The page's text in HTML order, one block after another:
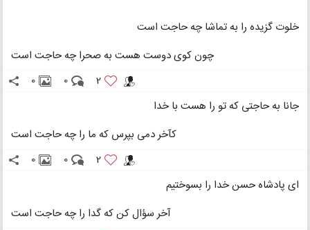
خلوت گزیده را به تماشا چه حاجت است
چون کوی دوست هست به صحرا چه حاجت است
2
0
0
جانا به حاجتی که تو را هست با خدا
کآخر دمی بپرس که ما را چه حاجت است
2
0
0
ای پادشاه حسن خدا را بسوختیم
آخر سؤال کن که گدا را چه حاجت است